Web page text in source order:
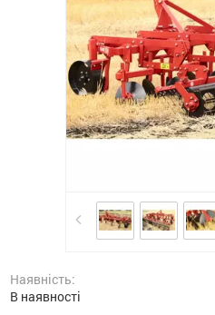
Наявність:
В наявності